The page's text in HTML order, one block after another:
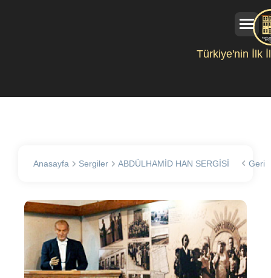
Türkiye'nin İlk
Anasayfa Sergiler ABDÜLHAMİD HAN SERGİSİ Geri